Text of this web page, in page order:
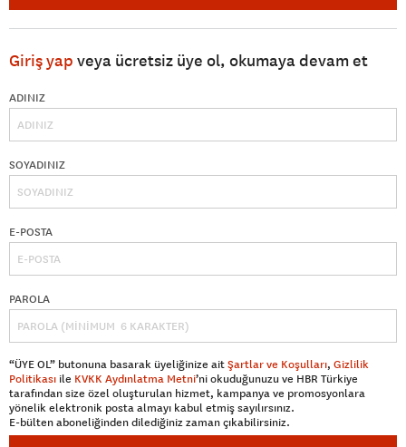
Giriş yap veya ücretsiz üye ol, okumaya devam et
ADINIZ
SOYADINIZ
E-POSTA
PAROLA
“ÜYE OL” butonuna basarak üyeliğinize aitŞartlar ve Koşulları, Gizlilik
Politikası ile KVKK Aydınlatma Metni’ni okuduğunuzu ve HBR Türkiye
tarafından size özel oluşturulan hizmet, kampanya ve promosyonlara
yönelik elektronik posta almayı kabul etmiş sayılırsınız.
E-bülten aboneliğinden dilediğiniz zaman çıkabilirsiniz.